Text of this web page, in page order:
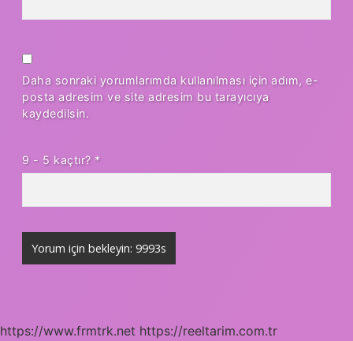
Daha sonraki yorumlarımda kullanılması için adım, e-
posta adresim ve site adresim bu tarayıcıya
kaydedilsin.
9 - 5 kaçtır? *
https://www.frmtrk.net https://reeltarim.com.tr